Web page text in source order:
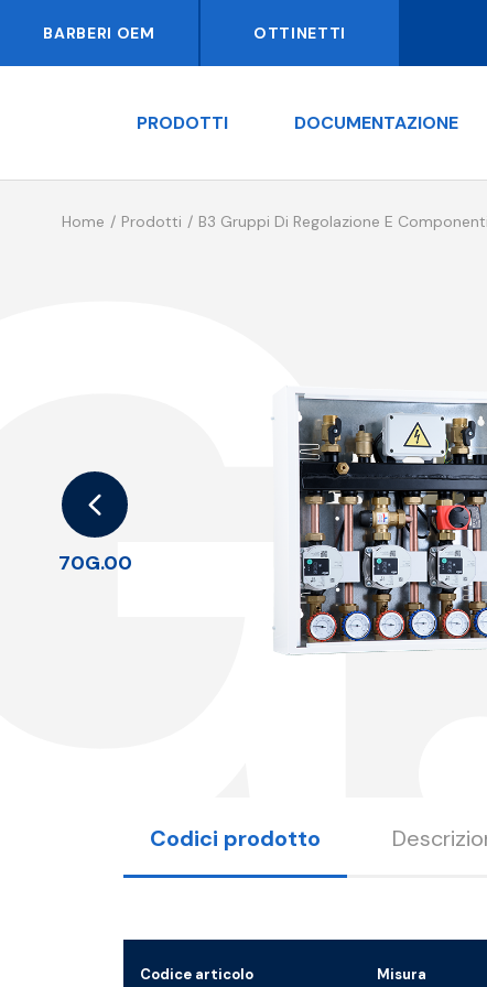
BARBERI OEM OTTINETTI
PRODOTTI DOCUMENTAZIONE
Home Prodotti B3 Gruppi Di Regolazione E
70G.00
Codici prodotto
Codice articolo Misura